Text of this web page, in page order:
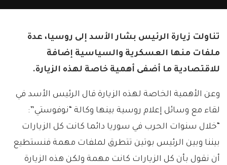
تناولت زيارة الرئيس بشار الأسد إلى روسيا، عدة
ملفات منها العسكرية والسياسية إضافة
للاقتصادية ما أضفى أهمية خاصة لهذه الزيارة.
وعن الأهمية الخاصة لهذه الزيارة قال الرئيس الأسد في
لقاء مع وسائل إعلام روسية بينها وكالة “نوفوستي”:
“خلال سنوات الحرب في سوريا دائما كانت كل الزيارات
بيننا وبين الرئيس بوتين تتطرق لملفات مهمة فنستطيع
أن نقول بأن كل الزيارات كانت مهمة ولكن هذه الزيارة